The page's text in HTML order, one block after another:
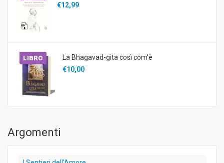
€12,99
LIBRO
La Bhagavad-gita così com'è
€10,00
Argomenti